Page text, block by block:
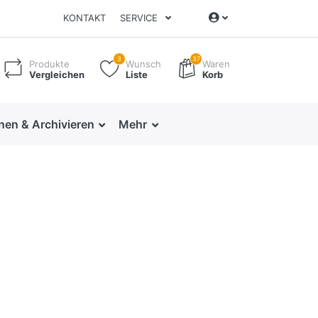
KONTAKT SERVICE
Produkte
Vergleichen
3
Wunsch
Liste
37 Waren
Korb
& Archivieren Mehr